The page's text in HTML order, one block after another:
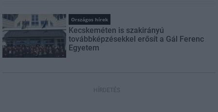
Országos hírek
Kecskeméten is szakirányú
továbbképzésekkel erősít a Gál Ferenc
Egyetem
HÍRDETÉS